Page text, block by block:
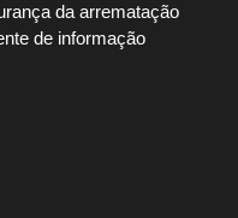
da arrematação
de informação